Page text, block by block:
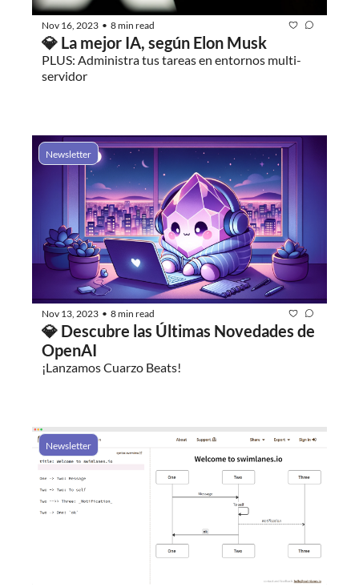
Nov 16, 2023 • 8 min read
💎 La mejor IA, según Elon Musk
PLUS: Administra tus tareas en entornos multi-
servidor
Newsletter
Nov 13, 2023 • 8 min read
💎 Descubre las Últimas Novedades de
OpenAI
¡Lanzamos Cuarzo Beats!
Newsletter